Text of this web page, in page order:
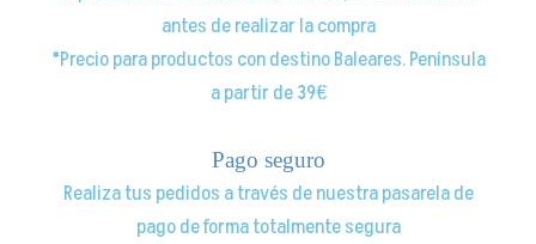
antes de realizar la compra
*Precio para productos con destino Baleares. Península
a partir de 39€
Pago seguro
Realiza tus pedidos a través de nuestra pasarela de
pago de forma totalmente segura